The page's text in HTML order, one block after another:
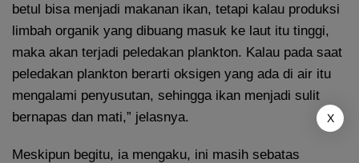
betul bisa menjadi makanan ikan, tetapi kalau produksi
limbah organik yang dibuang masuk ke laut itu tinggi,
maka akan terjadi peledakan plankton. Kalau pada saat
peledakan plankton berarti oksigen yang ada di air itu
mengalami penyusutan, sehingga ikan menjadi sulit
bernapas dan mati,” jelasnya.
Meskipun begitu, ia mengaku, ini masih sebatas
X